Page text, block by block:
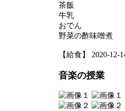
茶飯
牛乳
おでん
野菜の酢味噌煮
【給食】 2020-12-
音楽の授業